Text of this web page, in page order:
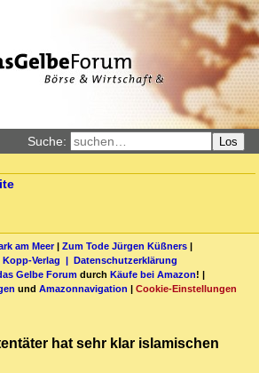
Suche: Los
am Meer| Zum Tode Jürgen Küßners |
Kopp-Verlag | Datenschutzerklärung
Gelbe Forum durch Käufe bei Amazon! |
und Amazonnavigation | Cookie-Einstellungen
hat sehr klar islamischen